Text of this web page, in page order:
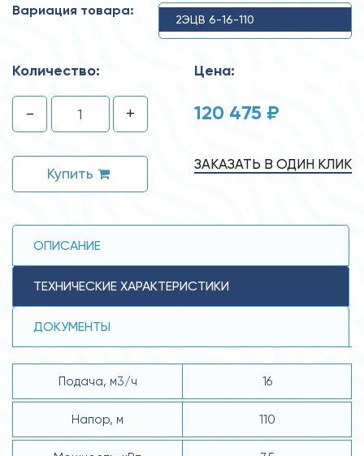
Вариация товара:
2ЭЦВ 6-16-110
Количество:
- +
Купить
Цена:
120 475 ₽
ЗАКАЗАТЬ В ОДИН КЛИК
ОПИСАНИЕ
ТЕХНИЧЕСКИЕ ХАРАКТЕРИСТИКИ
ДОКУМЕНТЫ
Подача, м3/ч 16
Напор, м 110